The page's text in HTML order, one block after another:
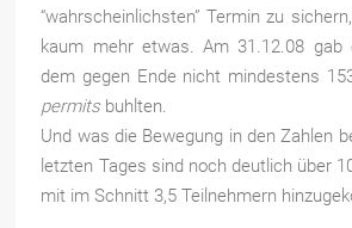
“wahrscheinlichsten” Termin zu
kaum mehr etwas. Am 31.12.08 gab
dem gegen Ende nicht mindestens
permits buhlten.
Und was die Bewegung in den Zahlen
letzten Tages sind noch deutlich über
mit im Schnitt 3,5 Teilnehmern